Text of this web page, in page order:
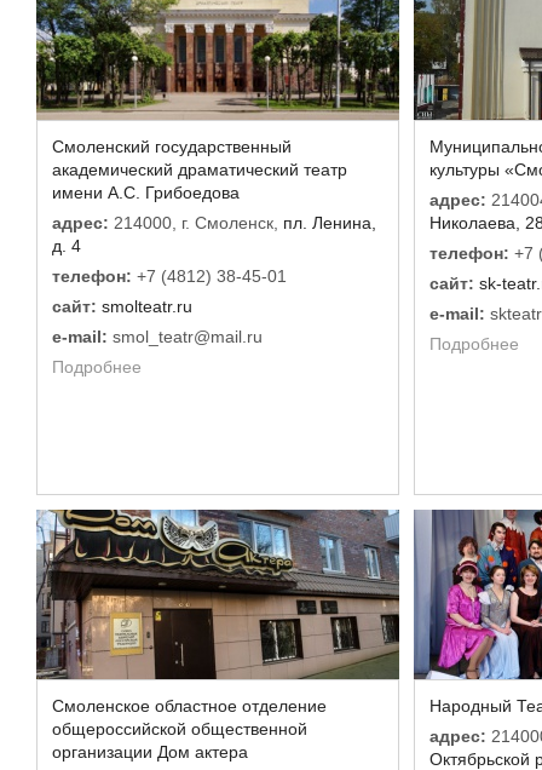
Смоленский государственный
академический драматический театр
имени А.С. Грибоедова
адрес: 214000, г. Смоленск, пл. Ленина,
д. 4
телефон: +7 (4812) 38-45-01
сайт: smolteatr.ru
e-mail: smol_teatr@mail.ru
Подробнее
культуры
адрес:
Николаева,
телефон: +7
сайт: sk-
e-mail:
Подробнее
Смоленское областное отделение
общероссийской общественной
организации Дом актера
Народный
адрес:
Октябрьской